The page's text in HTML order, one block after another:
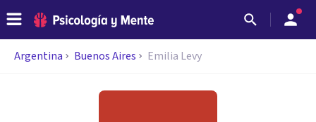
Argentina Buenos Aires Emilia Levy